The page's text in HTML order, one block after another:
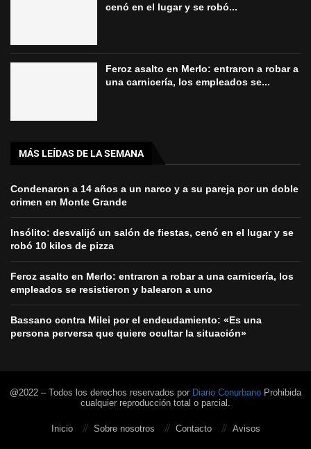
cenó en el lugar y se robó...
Feroz asalto en Merlo: entraron a robar a
una carnicería, los empleados se...
MÁS LEÍDAS DE LA SEMANA
Condenaron a 14 años a un narco y a su pareja por un doble
crimen en Monte Grande
Insólito: desvalijó un salón de fiestas, cenó en el lugar y se
robó 10 kilos de pizza
Feroz asalto en Merlo: entraron a robar a una carnicería, los
empleados se resistieron y balearon a uno
Bassano contra Milei por el endeudamiento: «Es una
persona perversa que quiere ocultar la situación»
@2022 – Todos los derechos reservados por Diario Conurbano Prohibida
cualquier reproducción total o parcial.
Inicio Sobre nosotros Contacto Avisos